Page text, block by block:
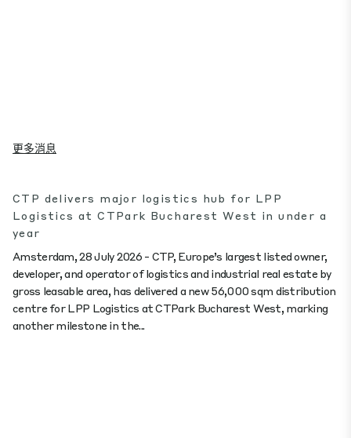
更多消息
CTP delivers major logistics hub for LPP
Logistics at CTPark Bucharest West in under a
year
Amsterdam, 28 July 2026 - CTP, Europe’s largest listed owner,
developer, and operator of logistics and industrial real estate by
gross leasable area, has delivered a new 56,000 sqm distribution
centre for LPP Logistics at CTPark Bucharest West, marking
another milestone in the...